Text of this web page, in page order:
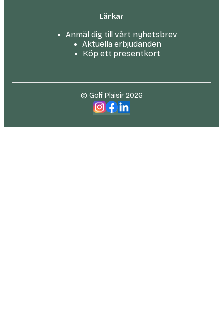
Länkar
Anmäl dig till vårt nyhetsbrev
Aktuella erbjudanden
Köp ett presentkort
© Golf Plaisir 2026